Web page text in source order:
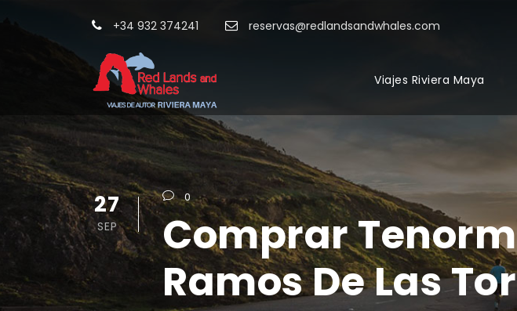
+34 932 374241 reservas@redlandsandwhales.com
Viajes Riviera Maya
27
SEP
0
Comprar
Ramos De Las